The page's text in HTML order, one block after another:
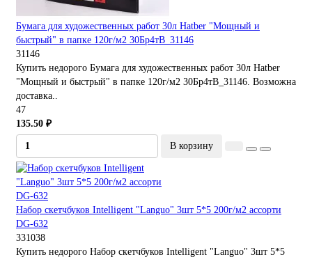
Бумага для художественных работ 30л Hatber "Мощный и
быстрый" в папке 120г/м2 30Бр4тВ_31146
31146
Купить недорого Бумага для художественных работ 30л Hatber
"Мощный и быстрый" в папке 120г/м2 30Бр4тВ_31146. Возможна
доставка..
47
135.50 ₽
В корзину
Набор скетчбуков Intelligent "Languo" 3шт 5*5 200г/м2 ассорти
DG-632
331038
Купить недорого Набор скетчбуков Intelligent "Languo" 3шт 5*5